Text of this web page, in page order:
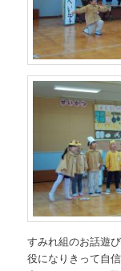
すみれ組のお話遊
役になりきって自